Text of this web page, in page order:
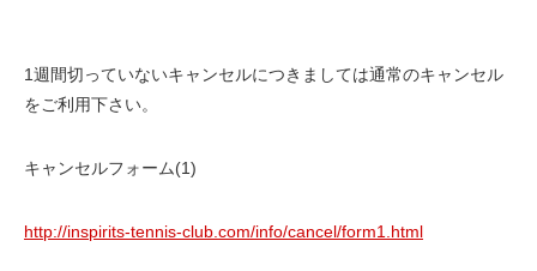
1週間切っていないキャンセルにつきましては通常のキャンセル
をご利用下さい。
キャンセルフォーム(1)
http://inspirits-tennis-club.com/info/cancel/form1.html